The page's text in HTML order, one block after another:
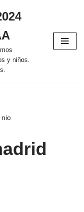
y niños.
nio